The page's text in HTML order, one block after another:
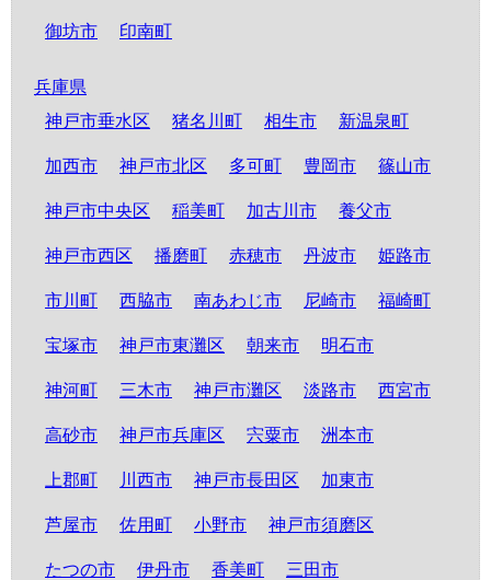
御坊市 印南町
兵庫県
神戸市垂水区
猪名川町 相生市 新温泉町
加西市 神戸市北区 多可町 豊岡市 篠山市
神戸市中央区 稲美町 加古川市 養父市
神戸市西区 播磨町 赤穂市 丹波市 姫路市
市川町 西脇市 南あわじ市 尼崎市 福崎町
宝塚市 神戸市東灘区 朝来市 明石市
神河町 三木市 神戸市灘区 淡路市 西宮市
高砂市 神戸市兵庫区 宍粟市 洲本市
上郡町 川西市 神戸市長田区 加東市
芦屋市 佐用町 小野市 神戸市須磨区
たつの市 伊丹市 香美町 三田市